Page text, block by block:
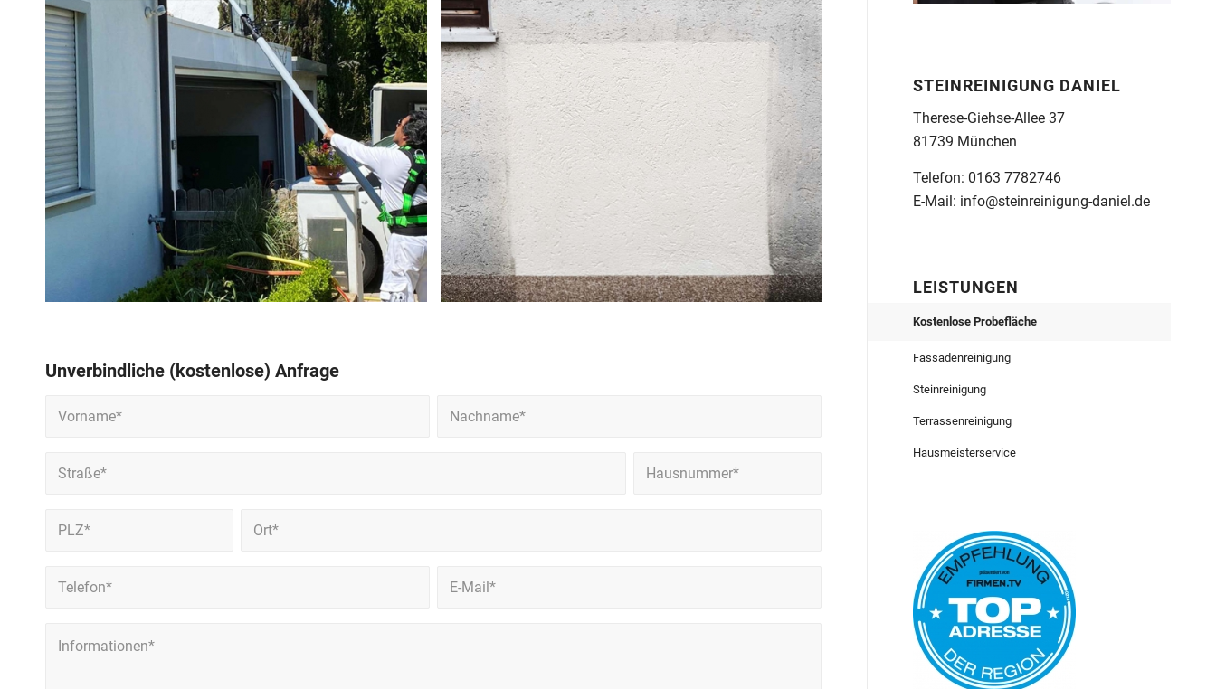
Unverbindliche (kostenlose) Anfrage
STEINREINIGUNG DANIEL
Therese-Giehse-Allee 37
81739 München
Telefon: 0163 7782746
E-Mail: info@steinreinigung-daniel.de
LEISTUNGEN
Kostenlose Probefläche
Fassadenreinigung
Steinreinigung
Terrassenreinigung
Hausmeisterservice